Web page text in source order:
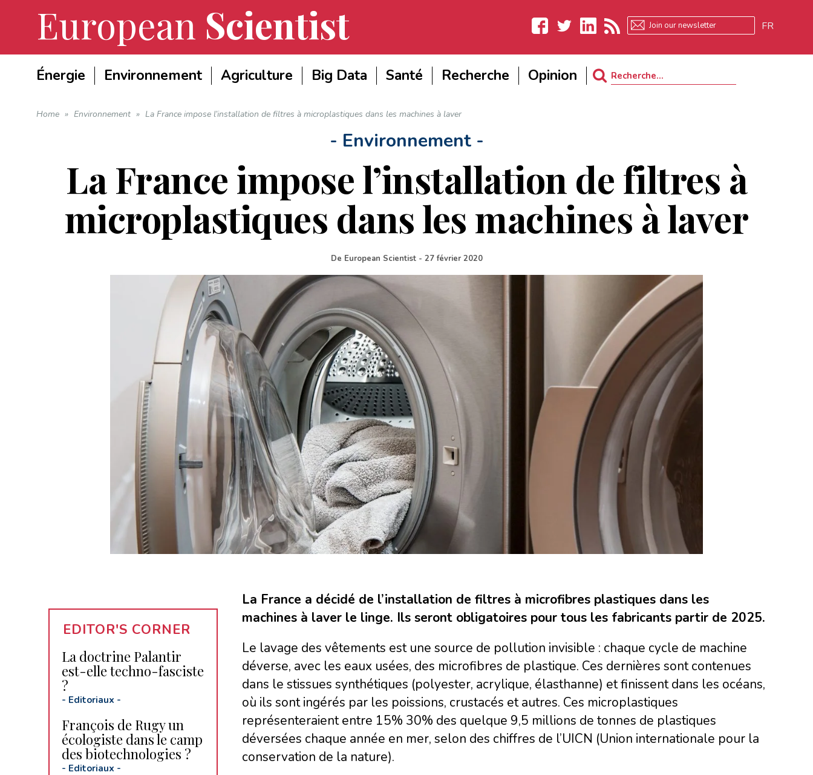
European Scientist
LinkedIn
FR
Énergie Environnement Agriculture Big Data Santé Recherche Opinion
Search
Home » Environnement » La France impose l’installation de filtres à microplastiques dans les machines à laver
- Environnement -
La France impose l’installation de filtres à
microplastiques dans les machines à laver
De European Scientist - 27 février 2020
La France a décidé de l’installation de filtres à microfibres plastiques dans les
machines à laver le linge. Ils seront obligatoires pour tous les fabricants partir de 2025.
Le lavage des vêtements est une source de pollution invisible : chaque cycle de machine
déverse, avec les eaux usées, des microfibres de plastique. Ces dernières sont contenues
dans le stissues synthétiques (polyester, acrylique, élasthanne) et finissent dans les océans,
où ils sont ingérés par les poissions, crustacés et autres. Ces microplastiques
représenteraient entre 15% 30% des quelque 9,5 millions de tonnes de plastiques
déversées chaque année en mer, selon des chiffres de l’UICN (Union internationale pour la
conservation de la nature).
EDITOR'S CORNER
La doctrine Palantir
est-elle techno-fasciste
?
- Editoriaux -
François de Rugy un
écologiste dans le camp
des biotechnologies ?
- Editoriaux -